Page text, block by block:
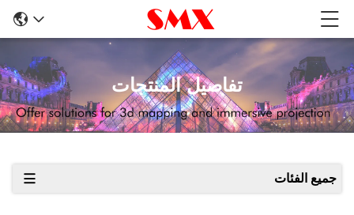
تفاصيل المنتجات
جميع الفئات